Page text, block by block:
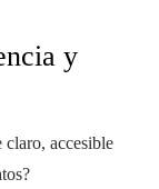
y
claro, accesible